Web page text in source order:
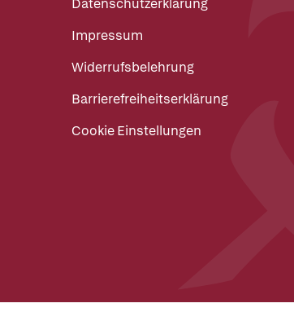
Datenschutzerklärung
Impressum
Widerrufsbelehrung
Barrierefreiheitserklärung
Cookie Einstellungen